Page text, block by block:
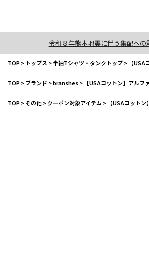
令和８年熊本地震に伴う集配への
TOP> トップス >半袖Tシャツ・タンクトップ> 【USAコ
TOP>ブランド >branshes> 【USAコットン】アルフ
TOP>その他>クーポン対象アイテム > 【USAコットン